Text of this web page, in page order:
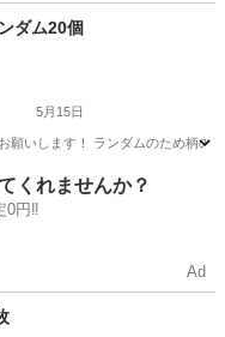
ダム20個
5月15日
願いします！ ランダムのため柄の
くれませんか？
0円‼️
Ad